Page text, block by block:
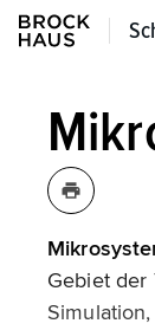
Gebiet der